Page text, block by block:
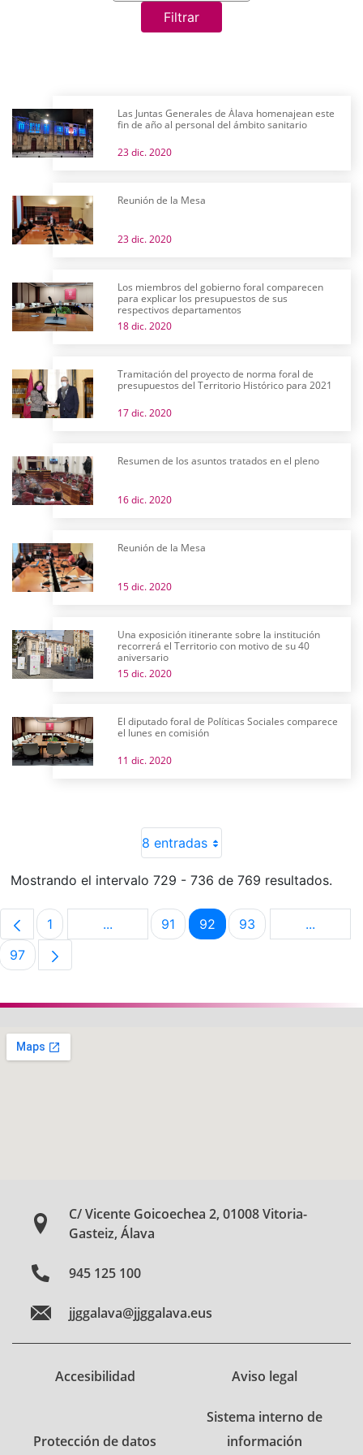
Filtrar
Las Juntas Generales de Álava homenajean este
fin de año al personal del ámbito sanitario
23 dic. 2020
Reunión de la Mesa
23 dic. 2020
Los miembros del gobierno foral comparecen
para explicar los presupuestos de sus
respectivos departamentos
18 dic. 2020
Tramitación del proyecto de norma foral de
presupuestos del Territorio Histórico para 2021
17 dic. 2020
Resumen de los asuntos tratados en el pleno
16 dic. 2020
Reunión de la Mesa
15 dic. 2020
Una exposición itinerante sobre la institución
recorrerá el Territorio con motivo de su 40
aniversario
15 dic. 2020
El diputado foral de Políticas Sociales comparece
el lunes en comisión
11 dic. 2020
8 entradas
Mostrando el intervalo 729 - 736 de 769 resultados.
Página
1 ...Páginas intermedias Use TAB para
Página
91 Página
92 Página
93 ...Páginas
Página
97
C/ Vicente Goicoechea 2, 01008 Vitoria-
Gasteiz, Álava
945 125 100
jjggalava@jjggalava.eus
Accesibilidad Aviso legal
Protección de datos
Sistema interno de
información